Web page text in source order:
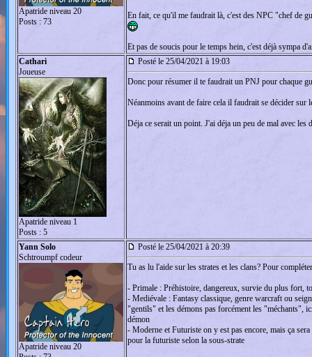
Apatride niveau 20
Posts : 73
En fait, ce qu'il me faudrait là, c'est des NPC "chef de
Et pas de soucis pour le temps hein, c'est déjà sympa
Cathari
Joueuse
Apatride niveau 1
Posts : 5
Posté le 25/04/2021 à 19:03
Donc pour résumer il te faudrait un PNJ pour chaque
Néanmoins avant de faire cela il faudrait se décider sur
Déja ce serait un point. J'ai déja un peu de mal avec les
Yann Solo
Schtroumpf codeur
Apatride niveau 20
Posté le 25/04/2021 à 20:39
Tu as lu l'aide sur les strates et les clans? Pour
- Primale : Préhistoire, dangereux, survie du plus fort,
- Mediévale : Fantasy classique, genre warcraft ou
"gentils" et les démons pas forcément les "méchants",
démon
- Moderne et Futuriste on y est pas encore, mais ça
pour la futuriste selon la sous-strate